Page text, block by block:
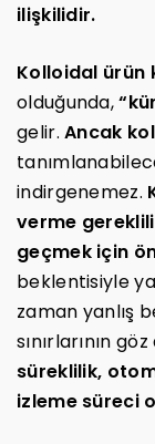
ilişkilidir.
Kolloidal ürün
olduğunda,
gelir.Ancak
indirgenemez.
verme
geçmek için
beklentisiyle
zaman yanlış
sınırlarının
süreklilik,
izleme süreci